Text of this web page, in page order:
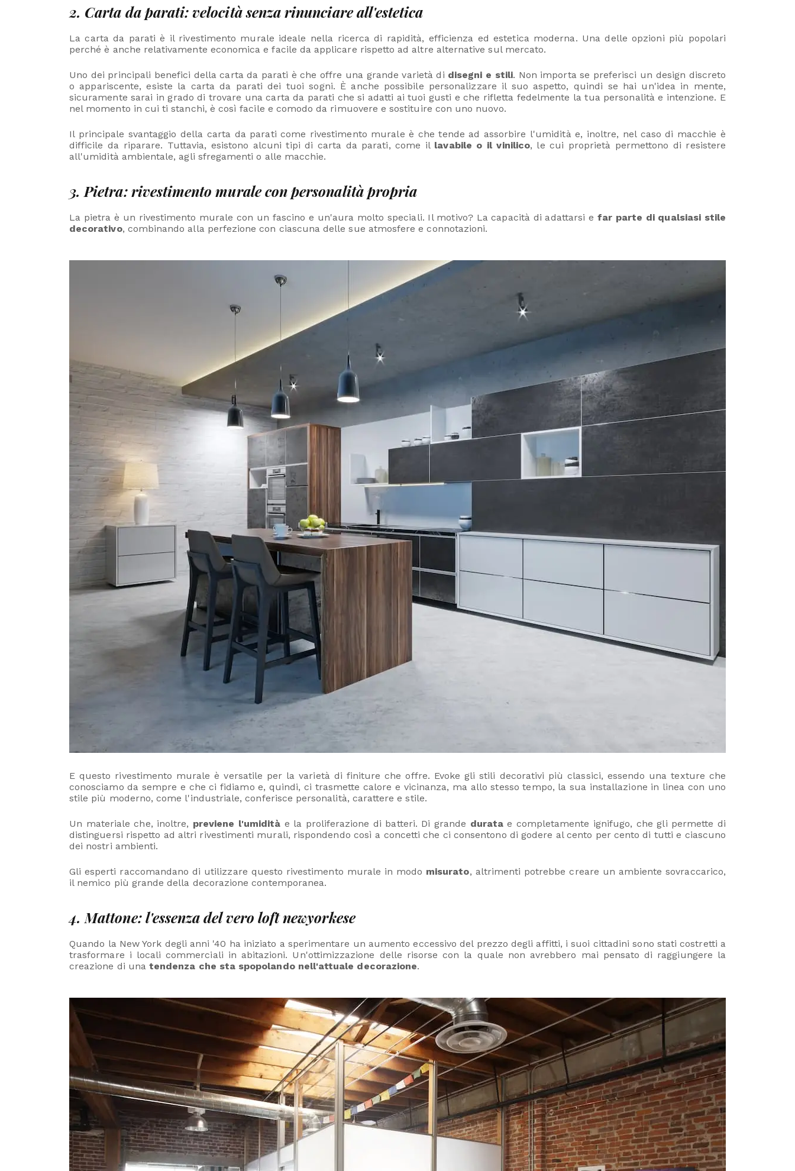
2. Carta da parati: velocità senza rinunciare all'estetica
La carta da parati è il rivestimento murale ideale nella ricerca di rapidità, efficienza ed estetica moderna. Una delle opzioni più popolari
perché è anche relativamente economica e facile da applicare rispetto ad altre alternative sul mercato.
Uno dei principali benefici della carta da parati è che offre una grande varietà di disegni e stili. Non importa se preferisci un design discreto
o appariscente, esiste la carta da parati dei tuoi sogni. È anche possibile personalizzare il suo aspetto, quindi se hai un'idea in mente,
sicuramente sarai in grado di trovare una carta da parati che si adatti ai tuoi gusti e che rifletta fedelmente la tua personalità e intenzione. E
nel momento in cui ti stanchi, è così facile e comodo da rimuovere e sostituire con uno nuovo.
Il principale svantaggio della carta da parati come rivestimento murale è che tende ad assorbire l'umidità e, inoltre, nel caso di macchie è
difficile da riparare. Tuttavia, esistono alcuni tipi di carta da parati, come il lavabile o il vinilico, le cui proprietà permettono di resistere
all'umidità ambientale, agli sfregamenti o alle macchie.
3. Pietra: rivestimento murale con personalità propria
La pietra è un rivestimento murale con un fascino e un'aura molto speciali. Il motivo? La capacità di adattarsi e far parte di qualsiasi stile
decorativo, combinando alla perfezione con ciascuna delle sue atmosfere e connotazioni.
E questo rivestimento murale è versatile per la varietà di finiture che offre. Evoke gli stili decorativi più classici, essendo una texture che
conosciamo da sempre e che ci fidiamo e, quindi, ci trasmette calore e vicinanza, ma allo stesso tempo, la sua installazione in linea con uno
stile più moderno, come l'industriale, conferisce personalità, carattere e stile.
Un materiale che, inoltre, previene l'umidità e la proliferazione di batteri. Di grande duratae completamente ignifugo, che gli permette di
distinguersi rispetto ad altri rivestimenti murali, rispondendo così a concetti che ci consentono di godere al cento per cento di tutti e ciascuno
dei nostri ambienti.
Gli esperti raccomandano di utilizzare questo rivestimento murale in modo misurato, altrimenti potrebbe creare un ambiente sovraccarico,
il nemico più grande della decorazione contemporanea.
4. Mattone: l'essenza del vero loft newyorkese
Quando la New York degli anni '40 ha iniziato a sperimentare un aumento eccessivo del prezzo degli affitti, i suoi cittadini sono stati costretti a
trasformare i locali commerciali in abitazioni. Un'ottimizzazione delle risorse con la quale non avrebbero mai pensato di raggiungere la
creazione di unatendenza che sta spopolando nell'attuale decorazione.